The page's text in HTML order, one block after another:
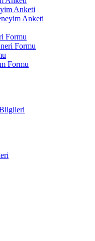
Anketi
Anketi
Formu
Formu
Formu